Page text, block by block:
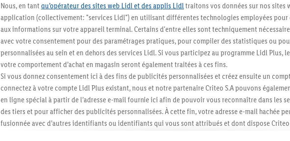
Blijf op de
Schrijf je in op de newsletter
Inschrijven
Nous, en tant qu’opérateur des sites web Lidl et des applis Lidl traitons vos données sur nos sites
application (collectivement: "services Lidl") en utilisant différentes technologies employées pour
aux informations sur votre appareil terminal. Certains d'entre elles sont techniquement
avec votre consentement pour des paramétrages pratiques, pour compiler des statistiques ou
personnalisées au sein et en dehors des services Lidl. Si vous participez au programme Lidl Plus,
votre comportement d’achat en magasin seront également traitées à ces fins.
Si vous donnez consentement ici à des fins de publicités personnalisées et créez ensuite un
connectez à votre compte Lidl Plus existant, nous et notre partenaire Criteo S.A pouvons
en ligne spécial à partir de l’adresse e-mail fournie ici afin de pouvoir vous reconnaître dans les
des tiers et pour afficher des publicités personnalisées. À cette fin, votre adresse e-mail hachée
fusionnée avec d’autres identifiants ou identifiants qui vous sont attribués et dont dispose Criteo